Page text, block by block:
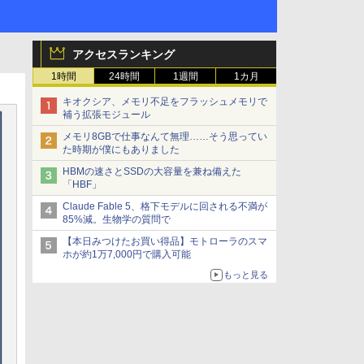
アクセスランキング
1時間 24時間 1週間 1カ月
キオクシア、メモリ不足をフラッシュメモリで
補う拡張モジュール
メモリ8GBで仕事なんて無理……そう思ってい
た時期が僕にもありました
HBMの速さとSSDの大容量を兼ね備えた
「HBF」
Claude Fable 5、格下モデルに回される不満が
85%減。生物学の質問で
【本日みつけたお買い得品】モトローラのスマ
ホが約1万7,000円で購入可能
もっと見る